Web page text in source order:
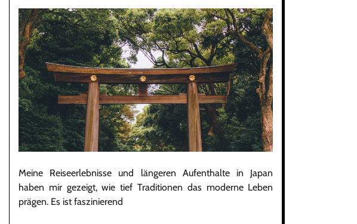
Meine Reiseerlebnisse und längeren Aufenthalte in Japan
haben mir gezeigt, wie tief Traditionen das moderne Leben
prägen. Es ist faszinierend